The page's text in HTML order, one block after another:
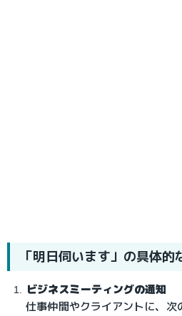
「明日伺います」の具体的
ビジネスミーティングの通知
仕事仲間やクライアントに、